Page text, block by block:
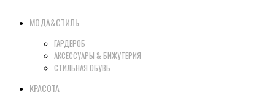
МОДА&СТИЛЬ
ГАРДЕРОБ
АКСЕССУАРЫ & БИЖУТЕРИЯ
СТИЛЬНАЯ ОБУВЬ
КРАСОТА